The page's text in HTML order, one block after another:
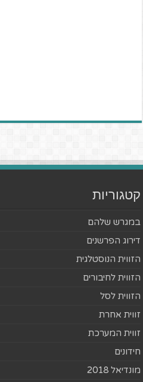
קטגוריות
במגרש שלהם
דירוג הפרשנים
הזווית הנוסטלגית
הזווית לחיבורים
הזווית לסל
זווית אחרת
זווית המערכת
חידונים
מונדיאל 2018